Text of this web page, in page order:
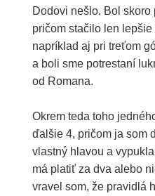
Dodovi nešlo. Bol skoro
pričom stačilo len
napríklad aj pri treťom
a boli sme potrestaní
od Romana.
Okrem teda toho
ďalšie 4, pričom ja som
vlastný hlavou a
má platiť za dva alebo
vravel som, že pravidlá